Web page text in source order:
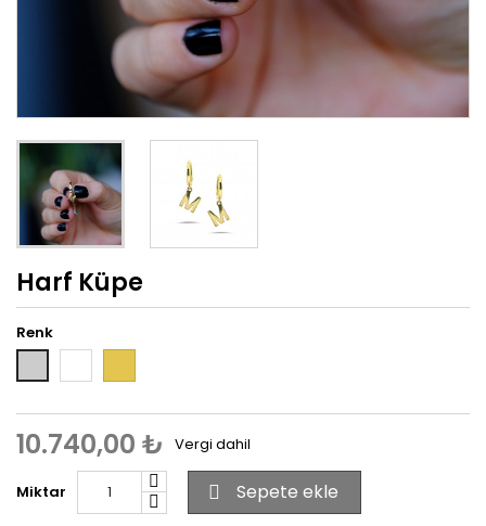
Harf Küpe
Renk
10.740,00 ₺ Vergi dahil
Miktar  Sepete ekle